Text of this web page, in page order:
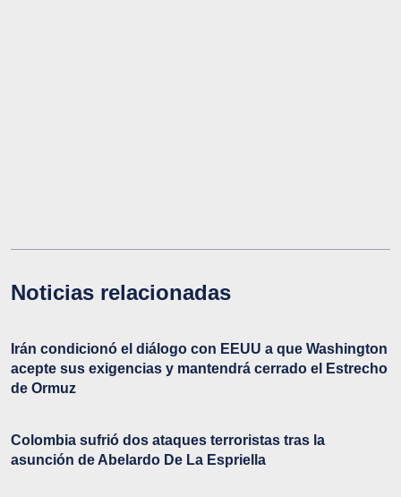
Noticias relacionadas
Irán condicionó el diálogo con EEUU a que Washington
acepte sus exigencias y mantendrá cerrado el Estrecho
de Ormuz
Colombia sufrió dos ataques terroristas tras la
asunción de Abelardo De La Espriella